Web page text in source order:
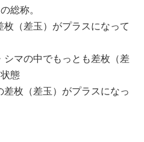
総称。
（差玉）がプラスになって
マの中でもっとも差枚（差
態
枚（差玉）がプラスになっ